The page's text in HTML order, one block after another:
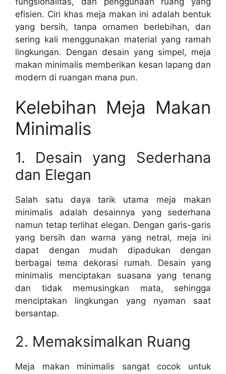
efisien. Ciri khas meja makan ini adalah bentuk
yang bersih, tanpa ornamen berlebihan, dan
sering kali menggunakan material yang ramah
lingkungan. Dengan desain yang simpel, meja
makan minimalis memberikan kesan lapang dan
modern di ruangan mana pun.
Kelebihan Meja Makan
Minimalis
1. Desain yang Sederhana
dan Elegan
Salah satu daya tarik utama meja makan
minimalis adalah desainnya yang sederhana
namun tetap terlihat elegan. Dengan garis-garis
yang bersih dan warna yang netral, meja ini
dapat dengan mudah dipadukan dengan
berbagai tema dekorasi rumah. Desain yang
minimalis menciptakan suasana yang tenang
dan tidak memusingkan mata, sehingga
menciptakan lingkungan yang nyaman saat
bersantap.
2. Memaksimalkan Ruang
Meja makan minimalis sangat cocok untuk